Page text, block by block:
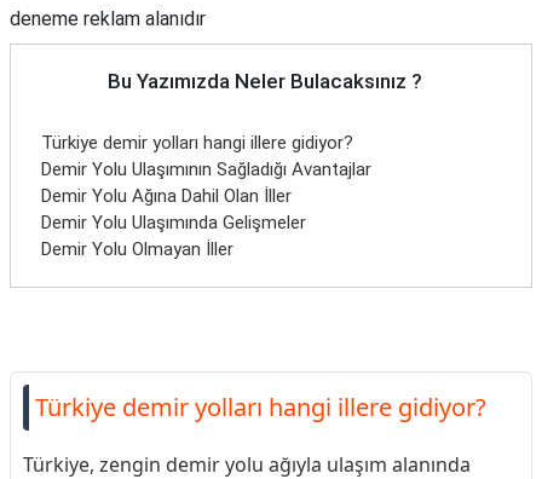
deneme reklam alanıdır
Bu Yazımızda Neler Bulacaksınız ?
Türkiye demir yolları hangi illere gidiyor?
Demir Yolu Ulaşımının Sağladığı Avantajlar
Demir Yolu Ağına Dahil Olan İller
Demir Yolu Ulaşımında Gelişmeler
Demir Yolu Olmayan İller
Türkiye demir yolları hangi illere gidiyor?
Türkiye, zengin demir yolu ağıyla ulaşım alanında